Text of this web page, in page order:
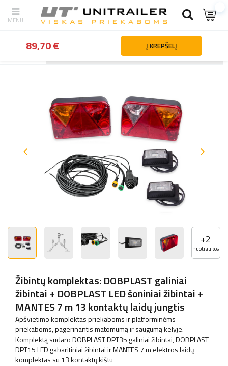
Apšvietimas ir elektros dalys Apšvietimo rinkiniai
+2
nuotraukos
Žibintų komplektas: DOBPLAST galiniai
žibintai + DOBPLAST LED šoniniai žibintai +
MANTES 7 m 13 kontaktų laidų jungtis
Apšvietimo komplektas priekaboms ir platforminėms
priekaboms, pagerinantis matomumą ir saugumą kelyje.
Komplektą sudaro DOBPLAST DPT35 galiniai žibintai, DOBPLAST
DPT15 LED gabaritiniai žibintai ir MANTES 7 m elektros laidų
komplektas su 13 kontaktų kištu
89,70 € Į KREPŠELĮ